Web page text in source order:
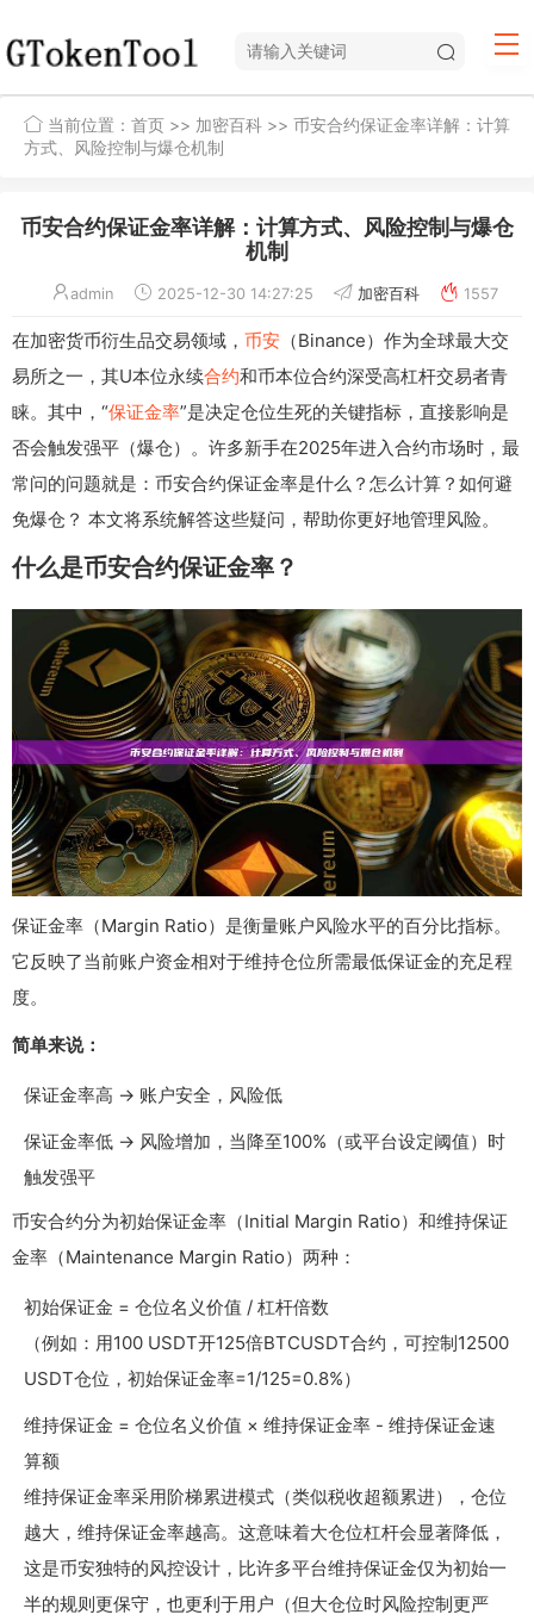
当前位置： 首页 >> 加密百科 >> 币安合约保证金率详解：计算
方式、风险控制与爆仓机制
币安合约保证金率详解：计算方式、风险控制与爆仓
机制
admin 2025-12-30 14:27:25 加密百科 1557
在加密货币衍生品交易领域， 币安 （Binance）作为全球最大交
易所之一，其U本位永续合约和币本位合约深受高杠杆交易者青
睐。其中，“保证金率”是决定仓位生死的关键指标，直接影响是
否会触发强平（爆仓）。许多新手在2025年进入合约市场时，最
常问的问题就是：币安合约保证金率是什么？怎么计算？如何避
免爆仓？ 本文将系统解答这些疑问，帮助你更好地管理风险。
什么是币安合约保证金率？
保证金率（Margin Ratio）是衡量账户风险水平的百分比指标。
它反映了当前账户资金相对于维持仓位所需最低保证金的充足程
度。
简单来说：
保证金率高 → 账户安全，风险低
保证金率低 → 风险增加，当降至100%（或平台设定阈值）时
触发强平
币安合约分为初始保证金率（Initial Margin Ratio）和维持保证
金率（Maintenance Margin Ratio）两种：
初始保证金 = 仓位名义价值 / 杠杆倍数
（例如：用100 USDT开125倍BTCUSDT合约，可控制12500
USDT仓位，初始保证金率=1/125=0.8%）
维持保证金 = 仓位名义价值 × 维持保证金率 - 维持保证金速
算额
维持保证金率采用阶梯累进模式（类似税收超额累进），仓位
越大，维持保证金率越高。这意味着大仓位杠杆会显著降低，
这是币安独特的风控设计，比许多平台维持保证金仅为初始一
半的规则更保守，也更利于用户（但大仓位时风险控制更严